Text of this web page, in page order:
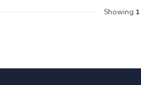
Showing 1